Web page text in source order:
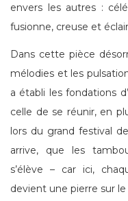
envers les autres :
fusionne, creuse et
Dans cette pièce
mélodies et les
a établi les fondations
celle de se réunir, en
lors du grand festival
arrive, que les
s’élève – car ici,
devient une pierre sur